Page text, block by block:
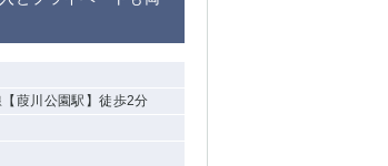
葭川公園駅】徒歩2分